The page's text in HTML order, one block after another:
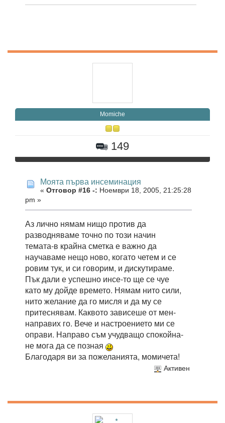
Momiche
149
Моята първа инсеминация
« Отговор #16 -: Ноември 18, 2005, 21:25:28
pm »
Аз лично нямам нищо против да
разводняваме точно по този начин
темата-в крайна сметка е важно да
научаваме нещо ново, когато четем и се
ровим тук, и си говорим, и дискутираме.
Пък дали е успешно инсе-то ще се чуе
като му дойде времето. Нямам нито сили,
нито желание да го мисля и да му се
притеснявам. Каквото зависеше от мен-
направих го. Вече и настроението ми се
оправи. Направо съм учудващо спокойна-
не мога да се позная
Благодаря ви за пожеланията, момичета!
Активен